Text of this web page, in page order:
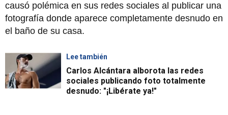
causó polémica en sus redes sociales al publicar una
fotografía donde aparece completamente desnudo en
el baño de su casa.
Lee también
Carlos Alcántara alborota las redes
sociales publicando foto totalmente
desnudo: "¡Libérate ya!"